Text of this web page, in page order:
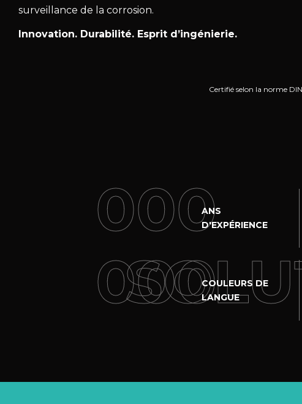
surveillance de la corrosion.
Innovation. Durabilité. Esprit d’ingénierie.
Certifié selon la norme DIN
ANS
D'EXPÉRIENCE
000
COULEURS DE
LANGUE
000